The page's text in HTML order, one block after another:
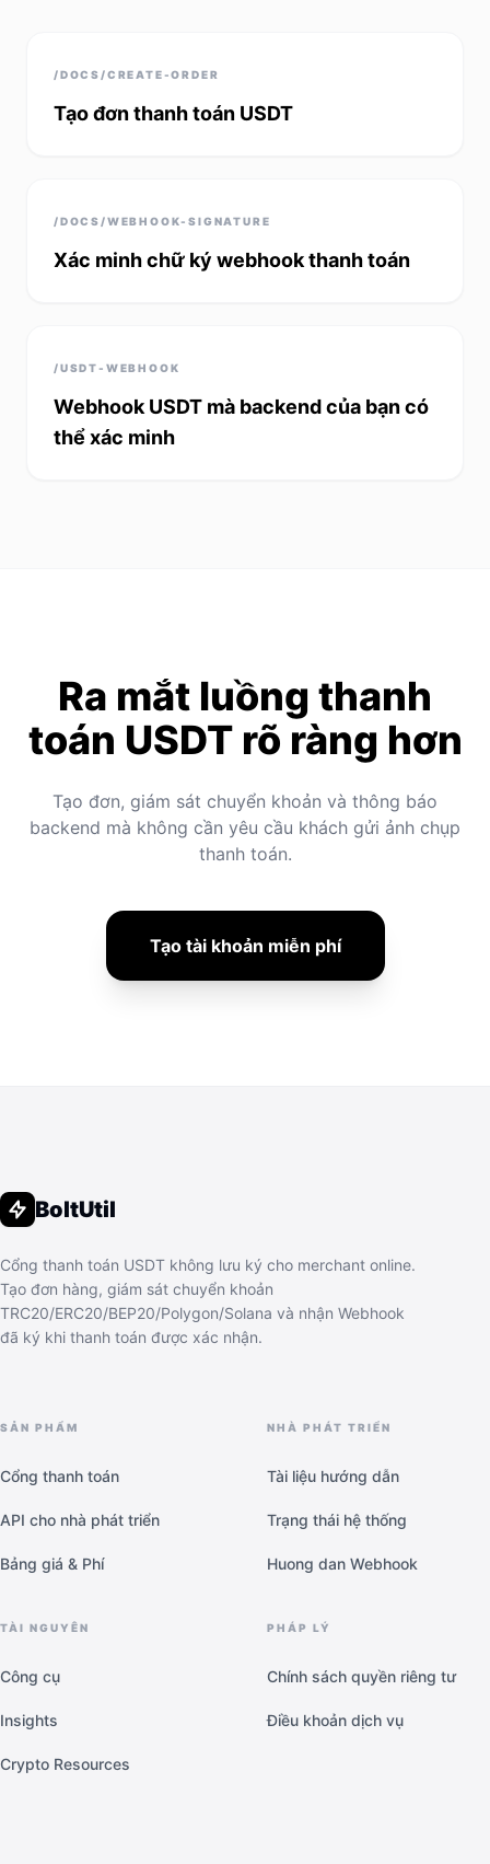
/DOCS/CREATE-ORDER
Tạo đơn thanh toán USDT
/DOCS/WEBHOOK-SIGNATURE
Xác minh chữ ký webhook thanh toán
/USDT-WEBHOOK
Webhook USDT mà backend của bạn có
thể xác minh
Ra mắt luồng thanh
toán USDT rõ ràng hơn
Tạo đơn, giám sát chuyển khoản và thông báo
backend mà không cần yêu cầu khách gửi ảnh chụp
thanh toán.
Tạo tài khoản miễn phí
BoltUtil
Cổng thanh toán USDT không lưu ký cho merchant online.
Tạo đơn hàng, giám sát chuyển khoản
TRC20/ERC20/BEP20/Polygon/Solana và nhận Webhook
đã ký khi thanh toán được xác nhận.
SẢN PHẨM
Cổng thanh toán
API cho nhà phát triển
Bảng giá & Phí
NHÀ PHÁT TRIỂN
Tài liệu hướng dẫn
Trạng thái hệ thống
Huong dan Webhook
TÀI NGUYÊN
Công cụ
Insights
Crypto Resources
PHÁP LÝ
Chính sách quyền riêng tư
Điều khoản dịch vụ